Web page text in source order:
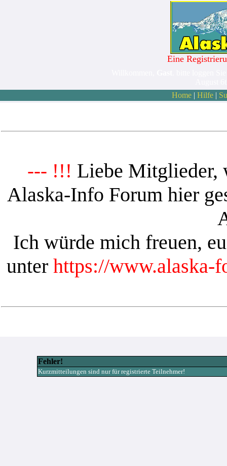
Eine
Home| Hilfe|
--- !!! Liebe Mitglieder,
Alaska-Info Forum hier
Ich würde mich freuen,
unter https://www.alaska-
Fehler!
Kurzmitteilungen sind nur für registrierte Teilnehmer!